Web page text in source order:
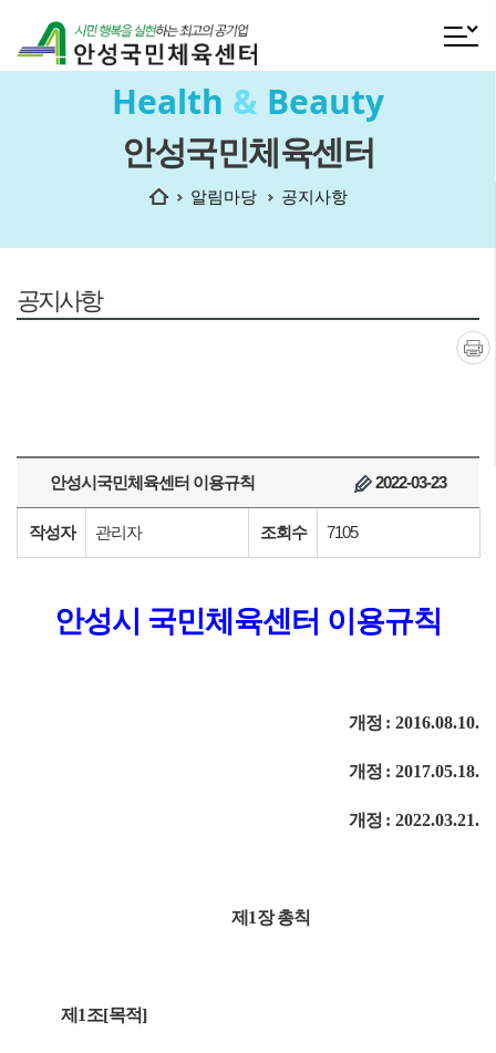
전체메
Health & Beauty
안성국민체육센터
홈 알림마당 공지사항
공지사항
인쇄
안성시국민체육센터 이용규칙 2022-03-23
작성자 관리자 조회수 7105
안성시 국민체육센터 이용규칙
개정 : 2016.08.10.
개정 : 2017.05.18.
개정 : 2022.03.21.
제 1장 총칙
제 1조[목적]